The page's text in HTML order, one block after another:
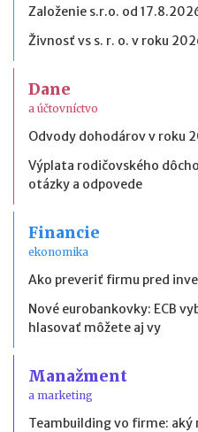
Založenie s.r.o. od
Živnosť vs s. r. o. v roku
Dane
a účtovníctvo
Odvody dohodárov v roku
Výplata rodičovského
otázky a odpovede
Financie
ekonomika
Ako preveriť firmu pred
Nové eurobankovky: ECB
hlasovať môžete aj vy
Manažment
a marketing
Teambuilding vo firme: aký